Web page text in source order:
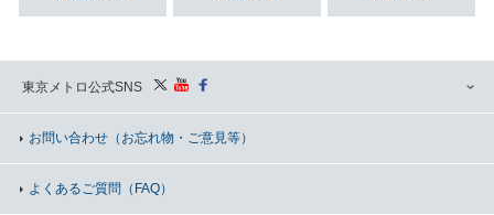
東京メトロ公式SNS
お問い合わせ （お忘れ物・ご意見等）
よくあるご質問（FAQ）